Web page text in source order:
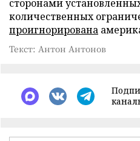
сторонами
количественных
проигнорирована
Текст: Антон Антонов